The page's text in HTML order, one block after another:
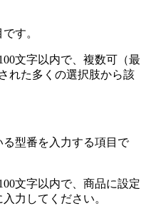
す。
文字以内で、複数可（最
れた多くの選択肢から該
型番を入力する項目で
文字以内で、商品に設定
力してください。